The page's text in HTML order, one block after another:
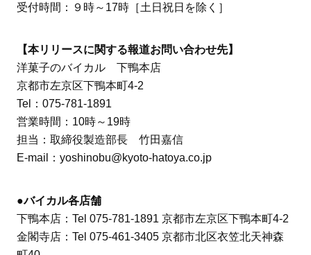
受付時間：９時～17時［土日祝日を除く］
【本リリースに関する報道お問い合わせ先】
洋菓子のバイカル 下鴨本店
京都市左京区下鴨本町4-2
Tel：075-781-1891
営業時間：10時～19時
担当：取締役製造部長 竹田嘉信
E-mail：yoshinobu@kyoto-hatoya.co.jp
●バイカル各店舗
下鴨本店：Tel 075-781-1891 京都市左京区下鴨本町4-2
金閣寺店：Tel 075-461-3405 京都市北区衣笠北天神森